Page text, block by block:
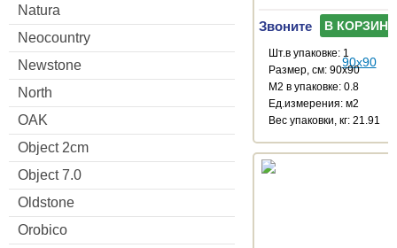
Natura
Neocountry
Newstone
North
OAK
Object 2cm
Object 7.0
Oldstone
Orobico
Звоните В КОРЗИНУ
Шт.в упаковке: 1
Размер, см: 90x90
М2 в упаковке: 0.8
Ед.измерения: м2
Веc упаковки, кг: 21.91